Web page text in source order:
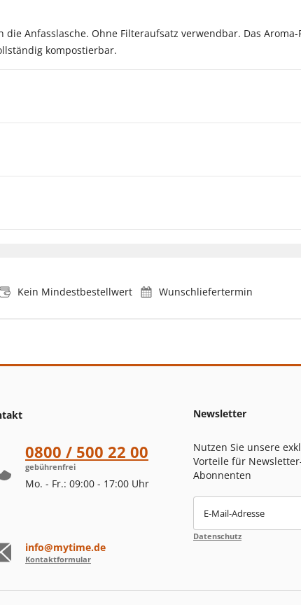
Anfasslasche. Ohne Filteraufsatz verwendbar. Das
kompostierbar.
Kein Mindestbestellwert Wunschliefertermin
0800 / 500 22 00
gebührenfrei
Mo. - Fr.: 09:00 - 17:00 Uhr
info@mytime.de
Kontaktformular
Newsletter
Nutzen Sie unsere
Vorteile für
Abonnenten
E-Mail-Adresse
Datenschutz